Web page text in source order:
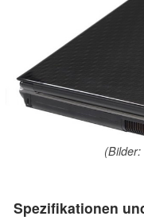
(Bilder:
Spezifikationen